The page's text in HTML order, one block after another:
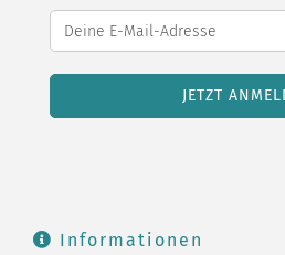
Informationen